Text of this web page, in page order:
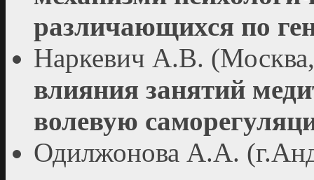
различающихся по
Наркевич А.В.
влияния занятий
волевую
Одилжонова А.А.